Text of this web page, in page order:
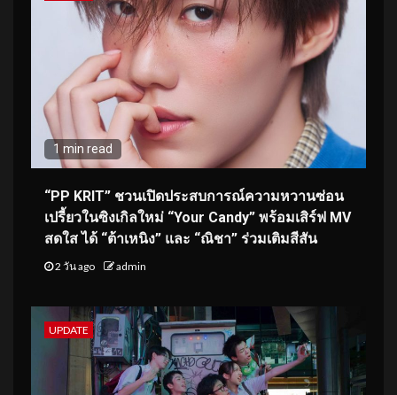
1 min read
“PP KRIT” ชวนเปิดประสบการณ์ความหวานซ่อน
เปรี้ยวในซิงเกิลใหม่ “Your Candy” พร้อมเสิร์ฟ MV
สดใส ได้ “ต้าเหนิง” และ “ณิชา” ร่วมเติมสีสัน
2 วัน ago admin
UPDATE